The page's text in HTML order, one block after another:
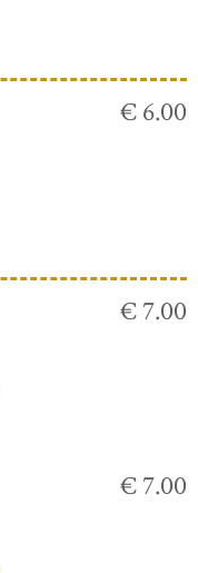
€ 6.00
€ 7.00
€ 7.00